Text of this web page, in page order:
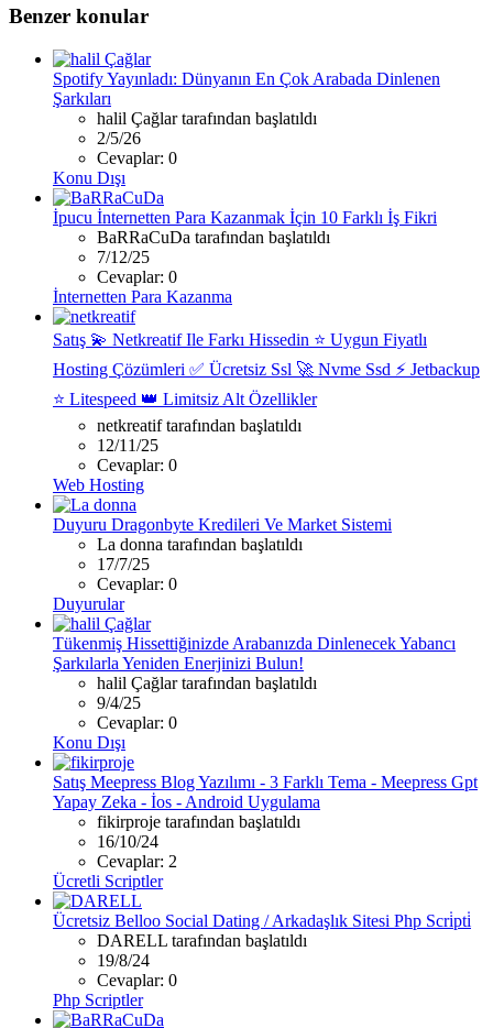
Benzer konular
Spotify Yayınladı: Dünyanın En Çok Arabada Dinlenen
Şarkıları
halil Çağlar tarafından başlatıldı
2/5/26
Cevaplar: 0
Konu Dışı
İpucu İnternetten Para Kazanmak İçin 10 Farklı İş Fikri
BaRRaCuDa tarafından başlatıldı
7/12/25
Cevaplar: 0
İnternetten Para Kazanma
Satış 💫 Netkreatif Ile Farkı Hissedin ⭐ Uygun Fiyatlı
Hosting Çözümleri ✅ Ücretsiz Ssl 🚀 Nvme Ssd ⚡ Jetbackup
⭐ Litespeed 👑 Limitsiz Alt Özellikler
netkreatif tarafından başlatıldı
12/11/25
Cevaplar: 0
Web Hosting
Duyuru Dragonbyte Kredileri Ve Market Sistemi
La donna tarafından başlatıldı
17/7/25
Cevaplar: 0
Duyurular
Tükenmiş Hissettiğinizde Arabanızda Dinlenecek Yabancı
Şarkılarla Yeniden Enerjinizi Bulun!
halil Çağlar tarafından başlatıldı
9/4/25
Cevaplar: 0
Konu Dışı
Satış Meepress Blog Yazılımı - 3 Farklı Tema - Meepress Gpt
Yapay Zeka - İos - Android Uygulama
fikirproje tarafından başlatıldı
16/10/24
Cevaplar: 2
Ücretli Scriptler
Ücretsiz Belloo Social Dating / Arkadaşlık Sitesi Php Scri̇pti̇
DARELL tarafından başlatıldı
19/8/24
Cevaplar: 0
Php Scriptler